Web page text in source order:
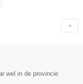
wel in de provincie